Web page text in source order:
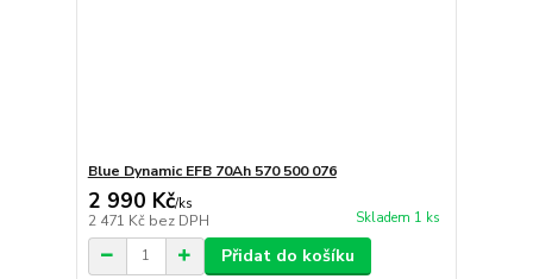
Blue Dynamic EFB 70Ah 570 500 076
2 990 Kč/ks
2 471 Kč bez DPH Skladem 1 ks
Přidat do košíku